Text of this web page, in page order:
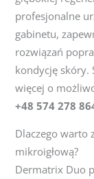
profesjonalne
gabinetu,
rozwiązań
kondycję skóry.
więcej o
+48 574 278
Dlaczego warto
mikroigłową?
Dermatrix Duo